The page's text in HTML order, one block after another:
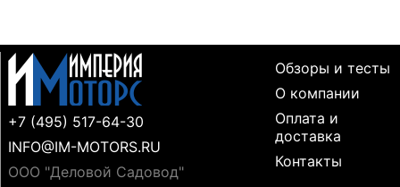
+7 (495) 517-64-30
INFO@IM-MOTORS.RU
ООО "Деловой Садовод"
Обзоры и тесты
О компании
Оплата и
доставка
Контакты